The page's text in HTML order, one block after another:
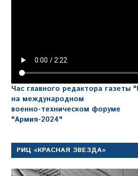
Час главного редактора газеты
на международном
военно-техническом форуме
"Армия-2024"
РИЦ «КРАСНАЯ ЗВЕЗДА»